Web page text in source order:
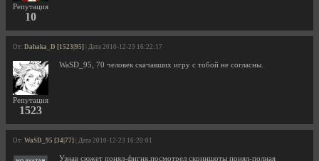
Репутация
10
От: Dahaka_D [1523|95] | Дата 2010-12-23 16:22:17
Репутация
1523
WaSD_95, 70 человек скачавших игру с тобой не согласны.
От: WaSD_95 [34|77] | Дата 2010-12-23 16:20:01
Узнав сюжет понял-фигня,посмотрел скриншоты понял-полная